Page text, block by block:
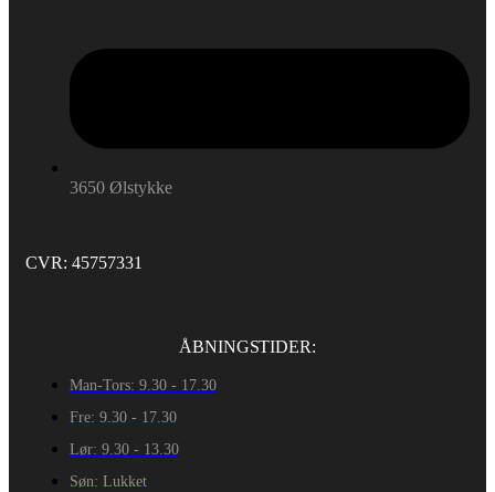
3650 Ølstykke
CVR: 45757331
ÅBNINGSTIDER:
Man-Tors: 9.30 - 17.30
Fre: 9.30 - 17.30
Lør: 9.30 - 13.30
Søn: Lukket